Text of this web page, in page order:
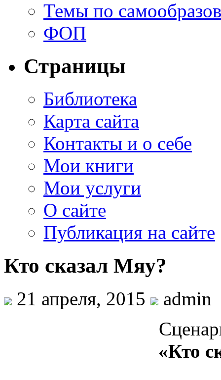
Темы по
ФОП
Страницы
Библиотека
Карта сайта
Контакты и о себе
Мои книги
Мои услуги
О сайте
Публикация на сайте
Кто сказал Мяу?
21 апреля, 2015
admin
«Кто